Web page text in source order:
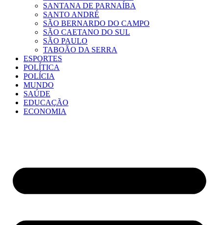
SANTANA DE PARNAÍBA
SANTO ANDRÉ
SÃO BERNARDO DO CAMPO
SÃO CAETANO DO SUL
SÃO PAULO
TABOÃO DA SERRA
ESPORTES
POLÍTICA
POLÍCIA
MUNDO
SAÚDE
EDUCAÇÃO
ECONOMIA